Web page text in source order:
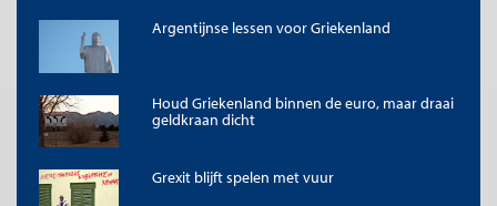
toegestaan. Voor meer informatie, zie onze
copyright richtlijnen
Afbeelding
Afbeelding ‘Before the meeting
2.0)
Argentijnse lessen voor Griekenland
Houd Griekenland binnen de euro, maar draai
geldkraan dicht
Grexit blijft spelen met vuur